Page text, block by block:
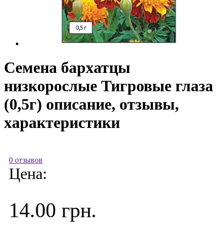
Семена бархатцы
низкорослые Тигровые глаза
(0,5г) описание, отзывы,
характеристики
0 отзывов
Цена:
14.00 грн.